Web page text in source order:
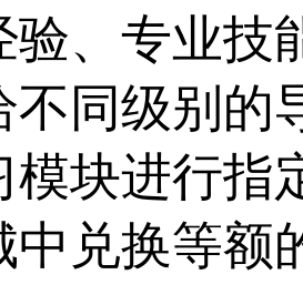
验、专业技
不同级别的
模块进行指
中兑换等额